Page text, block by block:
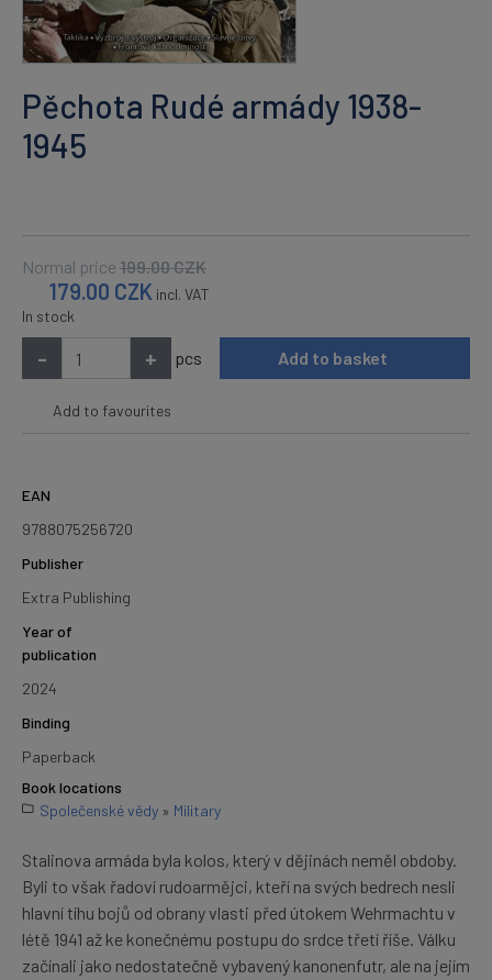
Pěchota Rudé armády 1938-
1945
Normal price 199.00CZK
179.00 CZK incl. VAT
In stock
- + pcs Add to basket
Add to favourites
EAN
9788075256720
Publisher
Extra Publishing
Year of
publication
2024
Binding
Paperback
Book locations
Společenské vědy » Military
Stalinova armáda byla kolos, který v dějinách neměl obdoby.
Byli to však řadoví rudoarmějci, kteří na svých bedrech nesli
hlavní tíhu bojů od obrany vlasti před útokem Wehrmachtu v
létě 1941 až ke konečnému postupu do srdce třetí říše. Válku
začínali jako nedostatečně vybavený kanonenfutr, ale na jejím